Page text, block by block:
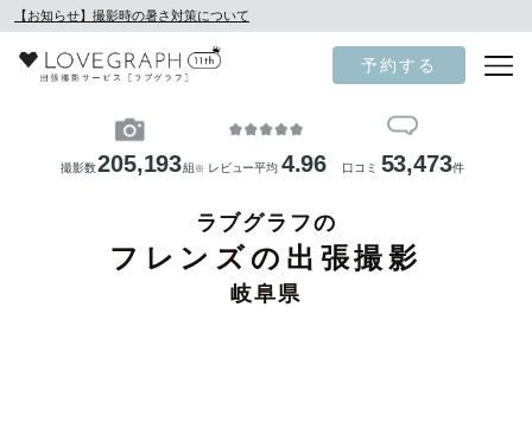
【お知らせ】撮影時の暑さ対策について
予約する
撮影数205,193組 ※ レビュー平均 4.96 口コミ 53,473件
ラブグラフの
フレンズの出張撮影
岐阜県